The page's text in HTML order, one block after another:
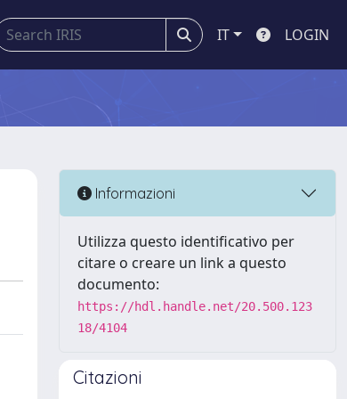
IT LOGIN
Informazioni
Utilizza questo identificativo per
citare o creare un link a questo
documento:
https://hdl.handle.net/20.500.123
18/4104
Citazioni